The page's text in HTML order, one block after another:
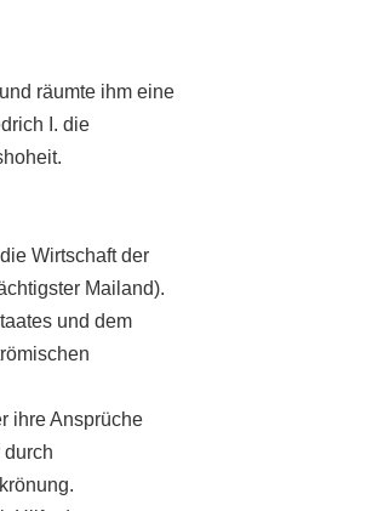
räumte ihm eine
I. die
Wirtschaft der
Mailand).
und dem
ihre Ansprüche